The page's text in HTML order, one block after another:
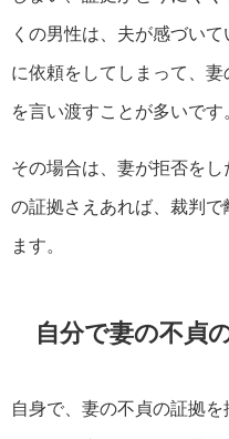
くの男性は、夫が感づい
に依頼をしてしまって、
を言い渡すことが多いです
その場合は、妻が拒否を
の証拠さえあれば、裁判
ます。
自分で妻の不貞
自身で、妻の不貞の証拠